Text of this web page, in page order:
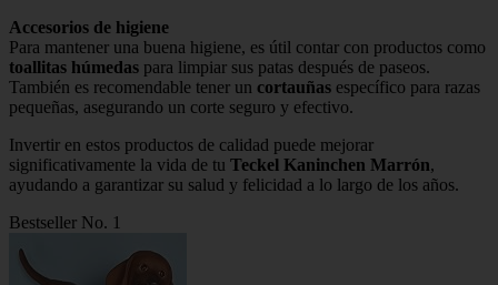
Accesorios de higiene
Para mantener una buena higiene, es útil contar con productos como
toallitas húmedas para limpiar sus patas después de paseos.
También es recomendable tener un cortauñas específico para razas
pequeñas, asegurando un corte seguro y efectivo.
Invertir en estos productos de calidad puede mejorar
significativamente la vida de tu Teckel Kaninchen Marrón,
ayudando a garantizar su salud y felicidad a lo largo de los años.
Bestseller No. 1